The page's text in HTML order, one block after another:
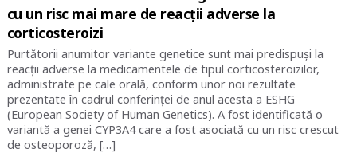
cu un risc mai mare de reacții adverse la
corticosteroizi
Purtătorii anumitor variante genetice sunt mai predispuși la
reacții adverse la medicamentele de tipul corticosteroizilor,
administrate pe cale orală, conform unor noi rezultate
prezentate în cadrul conferinței de anul acesta a ESHG
(European Society of Human Genetics). A fost identificată o
variantă a genei CYP3A4 care a fost asociată cu un risc crescut
de osteoporoză, […]